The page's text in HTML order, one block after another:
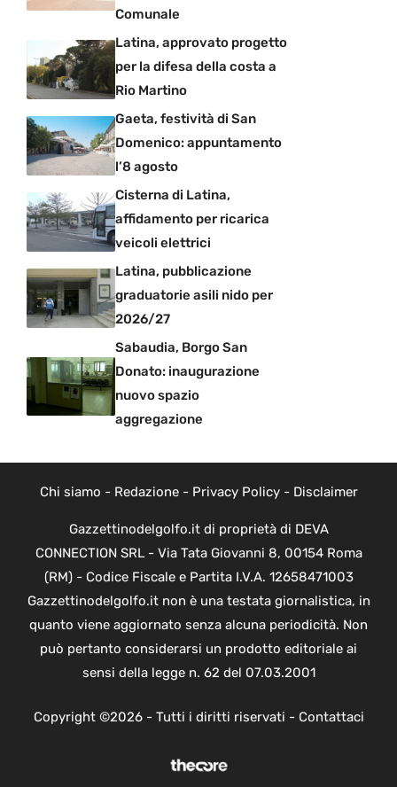
Comunale
Latina, approvato progetto
per la difesa della costa a
Rio Martino
Gaeta, festività di San
Domenico: appuntamento
l’8 agosto
Cisterna di Latina,
affidamento per ricarica
veicoli elettrici
Latina, pubblicazione
graduatorie asili nido per
2026/27
Sabaudia, Borgo San
Donato: inaugurazione
nuovo spazio
aggregazione
Chi siamo - Redazione- Privacy Policy- Disclaimer
Gazzettinodelgolfo.it di proprietà di DEVA
CONNECTION SRL - Via Tata Giovanni 8, 00154 Roma
(RM) - Codice Fiscale e Partita I.V.A. 12658471003
Gazzettinodelgolfo.it non è una testata giornalistica, in
quanto viene aggiornato senza alcuna periodicità. Non
può pertanto considerarsi un prodotto editoriale ai
sensi della legge n. 62 del 07.03.2001
Copyright ©2026 - Tutti i diritti riservati - Contattaci